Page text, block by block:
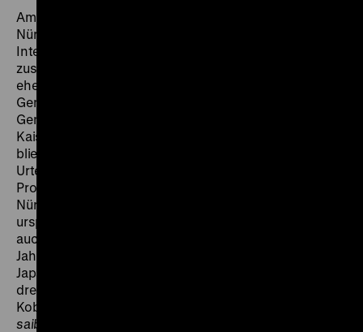
Am 3. Mai 1946, ein halbes Jahr nach dem Beginn der
Nürnberger Kriegsverbrecherprozesse trat in Tokio der
Internationale Militärgerichtshof für den Fernen Osten
zusammen. Unter den Angeklagten waren drei
ehemalige Ministerpräsidenten, zwei ehemalige
Generalstabschefs sowie mehrere Minister und
Generale der Kaiserlichen Japanischen Armee. Der
Kaiser selbst und Vertreter der wirtschaftlichen Eliten
blieben hingegen verschont. Als am 12.11.1948 die
Urteilsverkündigung begann, hatte der Tokioter
Prozess nicht nur fast dreimal so lange wie sein
Nürnberger Pendant gedauert, der Kalte Krieg hatte die
ursprünglichen Anliegen der juristischen Aufarbeitung
auch nachhaltig verändert. Anlässlich des 70.
Jahrestags der Tokioter Prozesse präsentieren die
Japan Foundation und das Zeughauskino ein
dreiteiliges Programm, in dessen Mittelpunkt Masaki
Kobayashis monumentaler Dokumentarfilm
saiban